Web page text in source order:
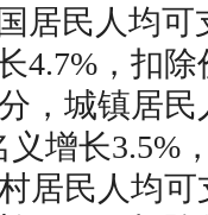
居民人均可
4.7%，扣
，城镇居
义增长3.5%
居民人均可